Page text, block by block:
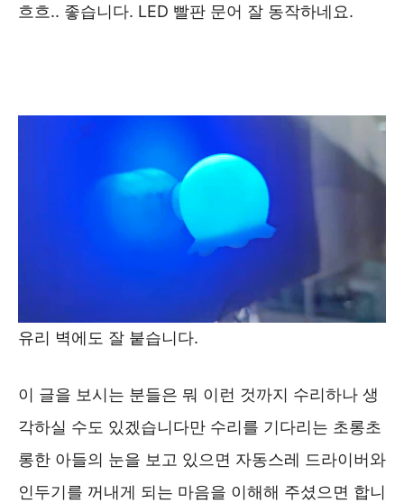
흐흐.. 좋습니다. LED 빨판 문어 잘 동작하네요.
유리 벽에도 잘 붙습니다.
이 글을 보시는 분들은 뭐 이런 것까지 수리하나 생
각하실 수도 있겠습니다만 수리를 기다리는 초롱초
롱한 아들의 눈을 보고 있으면 자동스레 드라이버와
인두기를 꺼내게 되는 마음을 이해해 주셨으면 합니